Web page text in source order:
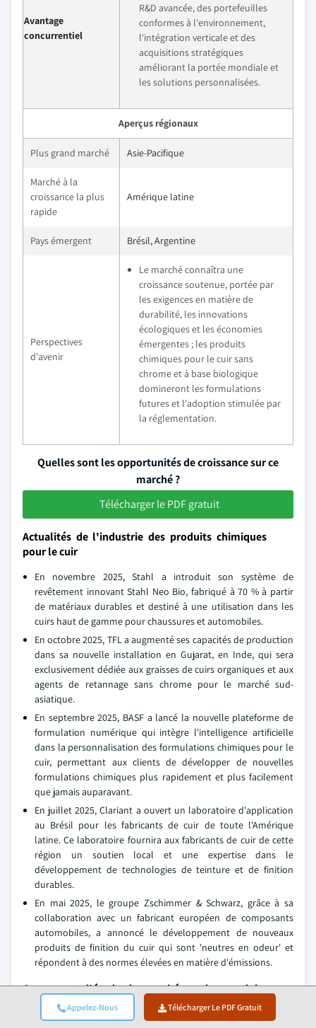
Appelez-Nous Télécharger Le PDF Gratuit
Avantage
concurrentiel
R&D avancée, des portefeuilles
conformes à l'environnement,
l'intégration verticale et des
acquisitions stratégiques
améliorant la portée mondiale et
les solutions personnalisées.
Aperçus régionaux
Plus grand marché Asie-Pacifique
Marché à la
croissance la plus
rapide
Amérique latine
Pays émergent Brésil, Argentine
Perspectives
d'avenir
Le marché connaîtra une
croissance soutenue, portée par
les exigences en matière de
durabilité, les innovations
écologiques et les économies
émergentes ; les produits
chimiques pour le cuir sans
chrome et à base biologique
domineront les formulations
futures et l'adoption stimulée par
la réglementation.
Quelles sont les opportunités de croissance sur ce
marché ?
Télécharger le PDF gratuit
Actualités de l'industrie des produits chimiques
pour le cuir
En novembre 2025, Stahl a introduit son système de
revêtement innovant Stahl Neo Bio, fabriqué à 70 % à partir
de matériaux durables et destiné à une utilisation dans les
cuirs haut de gamme pour chaussures et automobiles.
En octobre 2025, TFL a augmenté ses capacités de production
dans sa nouvelle installation en Gujarat, en Inde, qui sera
exclusivement dédiée aux graisses de cuirs organiques et aux
agents de retannage sans chrome pour le marché sud-
asiatique.
En septembre 2025, BASF a lancé la nouvelle plateforme de
formulation numérique qui intègre l'intelligence artificielle
dans la personnalisation des formulations chimiques pour le
cuir, permettant aux clients de développer de nouvelles
formulations chimiques plus rapidement et plus facilement
que jamais auparavant.
En juillet 2025, Clariant a ouvert un laboratoire d'application
au Brésil pour les fabricants de cuir de toute l'Amérique
latine. Ce laboratoire fournira aux fabricants de cuir de cette
région un soutien local et une expertise dans le
développement de technologies de teinture et de finition
durables.
En mai 2025, le groupe Zschimmer & Schwarz, grâce à sa
collaboration avec un fabricant européen de composants
automobiles, a annoncé le développement de nouveaux
produits de finition du cuir qui sont 'neutres en odeur' et
répondent à des normes élevées en matière d'émissions.
Ce rapport d'étude de marché sur les produits
chimiques pour le cuir comprend une couverture
approfondie de l'industrie, avec des estimations